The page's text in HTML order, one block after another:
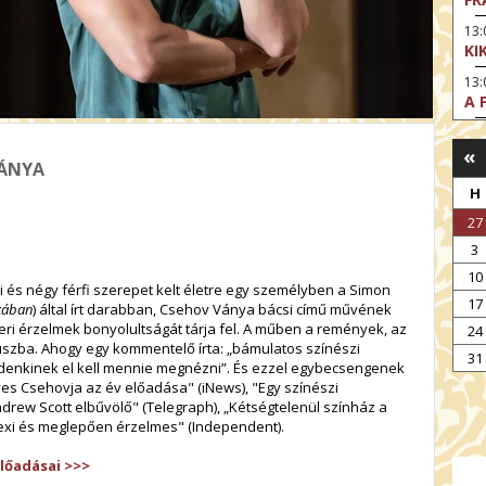
négy férfi szerepet kelt életre egy személyben a Simon
) által írt darabban, Csehov Ványa bácsi című művének
érzelmek bonyolultságát tárja fel. A műben a remények, az
Ahogy egy kommentelő írta: „bámulatos színészi
el kell mennie megnézni”. És ezzel egybecsengenek
Csehovja az év előadása" (iNews), "Egy színészi
Scott elbűvölő" (Telegraph), „Kétségtelenül színház a
és meglepően érzelmes" (Independent).
>>>
A
«
H
27
3
10
17
24
31